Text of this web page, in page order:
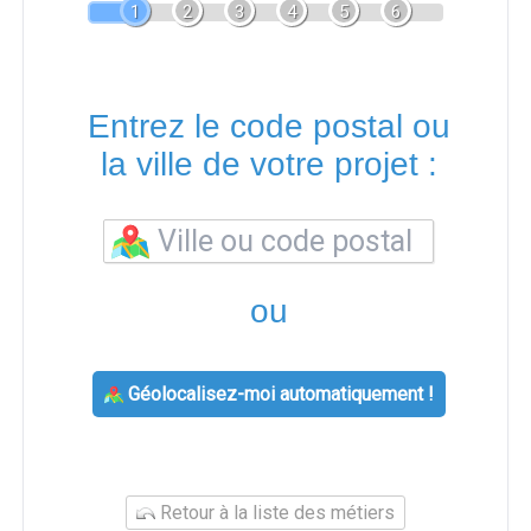
1 2 3 4 5 6
Entrez le code postal ou
la ville de votre projet :
ou
Géolocalisez-moi automatiquement !
Retour à la liste des métiers